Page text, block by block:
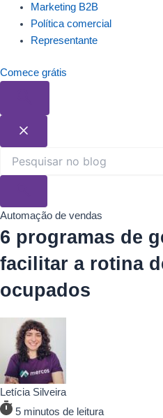
Marketing B2B
Política comercial
Representante
Comece grátis
Automação de vendas
6 programas de
facilitar a rotina
ocupados
Letícia Silveira
5 minutos de leitura